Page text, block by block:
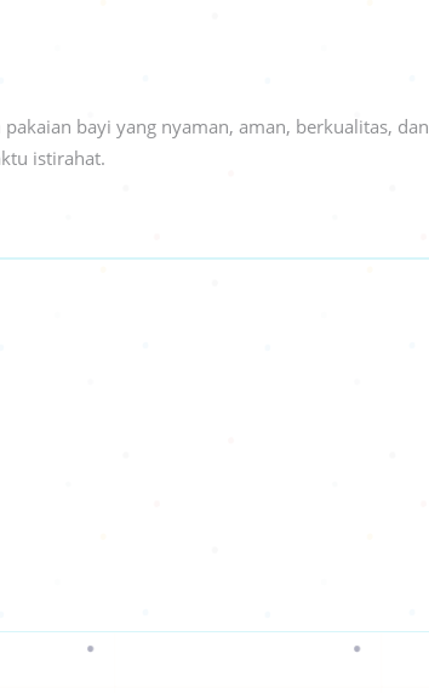
bayi yang nyaman, aman, berkualitas, dan
istirahat.